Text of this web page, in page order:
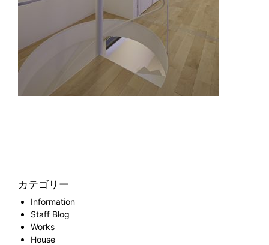
カテゴリー
Information
Staff Blog
Works
House